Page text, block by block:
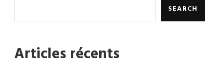
SEARCH
Articles récents